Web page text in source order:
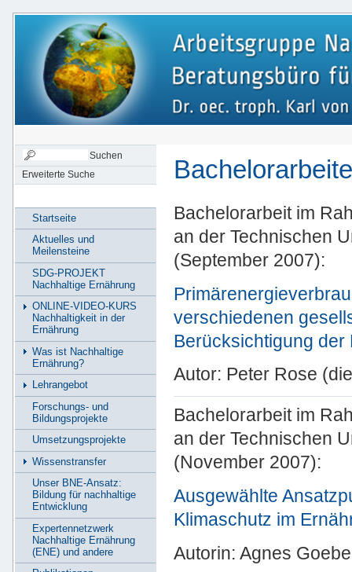
Bachelorarbeit im
an der Technischen
(September 2007):
verschiedenen
Berücksichtigung der
Autor: Peter Rose
Bachelorarbeit im
an der Technischen
(November 2007):
Ausgewählte
Klimaschutz im
Autorin: Agnes
Erweiterte Suche
Startseite
Aktuelles und
Meilensteine
SDG-PROJEKT
Nachhaltige Ernährung
ONLINE-VIDEO-KURS
Nachhaltigkeit in der
Ernährung
Was ist Nachhaltige
Ernährung?
Lehrangebot
Forschungs- und
Bildungsprojekte
Umsetzungsprojekte
Wissenstransfer
Unser BNE-Ansatz:
Bildung für nachhaltige
Entwicklung
Expertennetzwerk
Nachhaltige Ernährung
(ENE) und andere